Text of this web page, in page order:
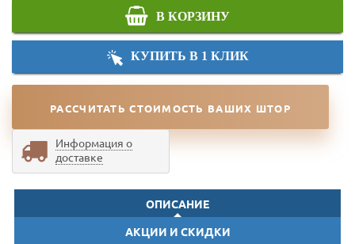
В КОРЗИНУ
КУПИТЬ В 1 КЛИК
РАССЧИТАТЬ СТОИМОСТЬ ВАШИХ ШТОР
Информация о
доставке
ОПИСАНИЕ
АКЦИИ И СКИДКИ